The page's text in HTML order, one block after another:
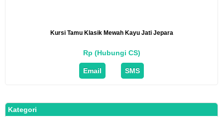
Kursi Tamu Klasik Mewah Kayu Jati Jepara
Rp (Hubungi CS)
Email SMS
Kategori